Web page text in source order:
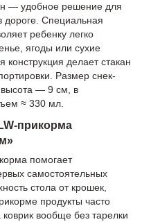
— удобное решение для
дороге. Специальная
ребенку легко
ягоды или сухие
делает стакан
Размер снек-
— 9 см, в
≈ 330 мл.
прикорма
помогает
самостоятельных
стола от крошек,
продукты часто
вообще без тарелки